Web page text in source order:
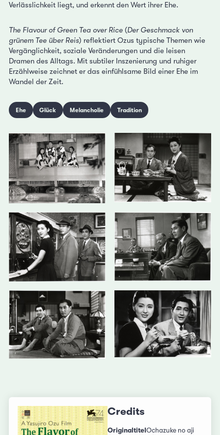
Verlässlichkeit liegt, und erkennt den Wert ihrer Ehe.
The Flavour of Green Tea over Rice (Der Geschmack von
grünem Tee über Reis) reflektiert Ozus typische Themen wie
Vergänglichkeit, soziale Veränderungen und die leisen
Dramen des Alltags. Mit subtiler Inszenierung und ruhiger
Erzählweise zeichnet er das einfühlsame Bild einer Ehe im
Wandel der Zeit.
Ehe Glück Melancholie Tradition
Credits
Originaltitel Ochazuke no aji